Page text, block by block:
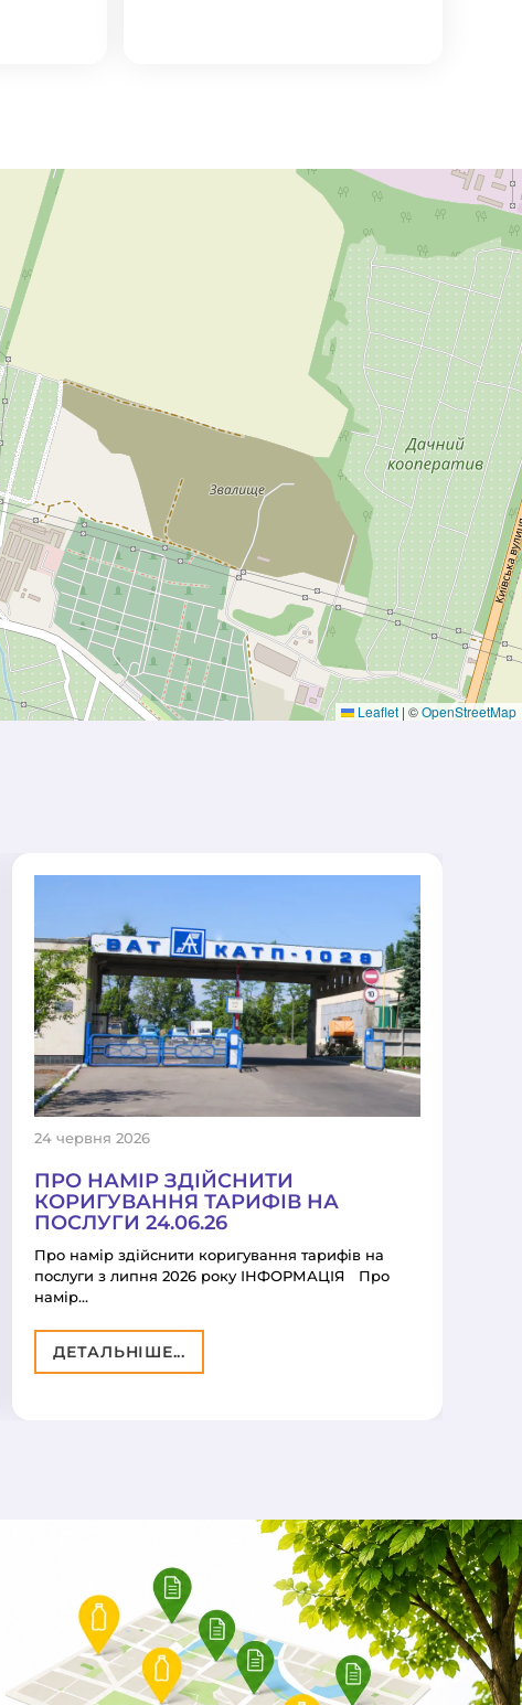
Leaflet | ©OpenStreetMap
24 червня 2026
ПРО НАМІР ЗДІЙСНИТИ
КОРИГУВАННЯ ТАРИФІВ НА
ПОСЛУГИ 24.06.26
Про намір здійснити коригування тарифів на
послуги з липня 2026 року ІНФОРМАЦІЯ Про
намір…
ДЕТАЛЬНІШЕ...